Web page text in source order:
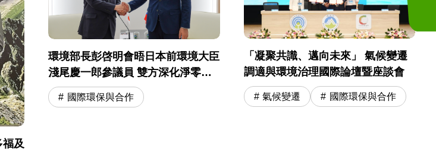
及
環境部長彭啓明會晤日本前環境大臣
淺尾慶一郎參議員 雙方深化淨零轉
型與綠色產業合作共識
國際環保與合作
「凝聚共識、邁向未來」 氣候變遷
調適與環境治理國際論壇暨座談會
氣候變遷 國際環保與合作